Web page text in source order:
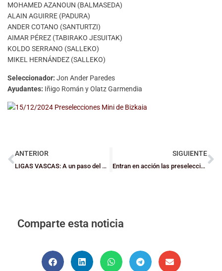
MOHAMED AZANOUN (BALMASEDA)
ALAIN AGUIRRE (PADURA)
ANDER COTANO (SANTURTZI)
AIMAR PÉREZ (TABIRAKO JESUITAK)
KOLDO SERRANO (SALLEKO)
MIKEL HERNÁNDEZ (SALLEKO)
Seleccionador: Jon Ander Paredes
Ayudantes: Iñigo Román y Olatz Garmendia
ANTERIOR
LIGAS VASCAS: A un paso del pleno cadete en la A1
SIGUIENTE
Entran en acción las preselecciones Junior de Bizkaia
Comparte esta noticia